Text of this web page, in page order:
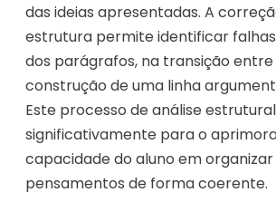
das ideias apresentadas. A
estrutura permite identificar
dos parágrafos, na transição entre
construção de uma linha
Este processo de análise
significativamente para o
capacidade do aluno em organizar
pensamentos de forma coerente.